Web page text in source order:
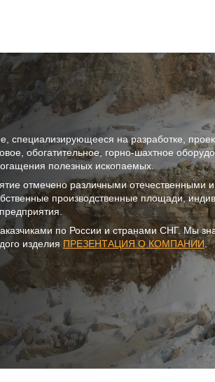
специализирующееся на разработке,
обогатительное, горно-шахтное
полезных ископаемых.
отмечено различными отечественными
производственные площади,
по России и странами СНГ. Мы
изделия ПРЕЗЕНТАЦИЯ О КОМПАНИИ.